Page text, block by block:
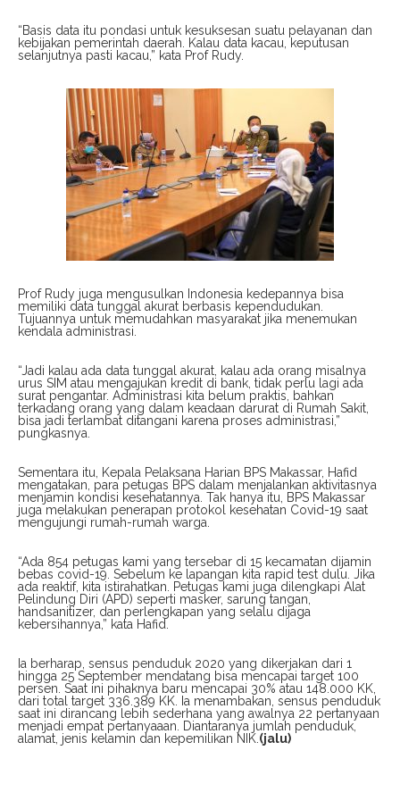
“Basis data itu pondasi untuk kesuksesan suatu pelayanan dan
kebijakan pemerintah daerah. Kalau data kacau, keputusan
selanjutnya pasti kacau,” kata Prof Rudy.
Prof Rudy juga mengusulkan Indonesia kedepannya bisa
memiliki data tunggal akurat berbasis kependudukan.
Tujuannya untuk memudahkan masyarakat jika menemukan
kendala administrasi.
“Jadi kalau ada data tunggal akurat, kalau ada orang misalnya
urus SIM atau mengajukan kredit di bank, tidak perlu lagi ada
surat pengantar. Administrasi kita belum praktis, bahkan
terkadang orang yang dalam keadaan darurat di Rumah Sakit,
bisa jadi terlambat ditangani karena proses administrasi,”
pungkasnya.
Sementara itu, Kepala Pelaksana Harian BPS Makassar, Hafid
mengatakan, para petugas BPS dalam menjalankan aktivitasnya
menjamin kondisi kesehatannya. Tak hanya itu, BPS Makassar
juga melakukan penerapan protokol kesehatan Covid-19 saat
mengujungi rumah-rumah warga.
“Ada 854 petugas kami yang tersebar di 15 kecamatan dijamin
bebas covid-19. Sebelum ke lapangan kita rapid test dulu. Jika
ada reaktif, kita istirahatkan. Petugas kami juga dilengkapi Alat
Pelindung Diri (APD) seperti masker, sarung tangan,
handsanitizer, dan perlengkapan yang selalu dijaga
kebersihannya,” kata Hafid.
Ia berharap, sensus penduduk 2020 yang dikerjakan dari 1
hingga 25 September mendatang bisa mencapai target 100
persen. Saat ini pihaknya baru mencapai 30% atau 148.000 KK,
dari total target 336.389 KK. Ia menambakan, sensus penduduk
saat ini dirancang lebih sederhana yang awalnya 22 pertanyaan
menjadi empat pertanyaaan. Diantaranya jumlah penduduk,
alamat, jenis kelamin dan kepemilikan NIK.(jalu)